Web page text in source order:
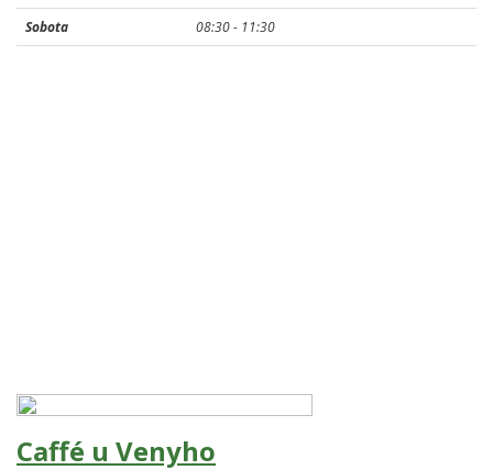
Sobota
08:30 - 11:30
Caffé u Venyho